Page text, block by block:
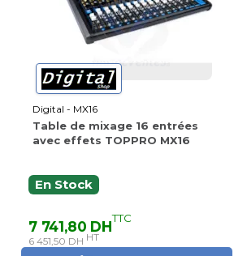
Digital - MX16
Table de mixage 16 entrées
avec effets TOPPRO MX16
En Stock
7 741,80 DHTTC
6 451,50 DH HT